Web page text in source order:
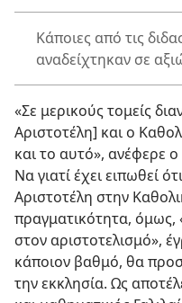
Κάποιες από τις
αναδείχτηκαν σε
«Σε μερικούς τομείς
Αριστοτέλη] και ο
και το αυτό», ανέφερε
Να γιατί έχει ειπωθεί
Αριστοτέλη στην
πραγματικότητα, όμως,
στον αριστοτελισμό»,
κάποιον βαθμό, θα
την εκκλησία. Ως